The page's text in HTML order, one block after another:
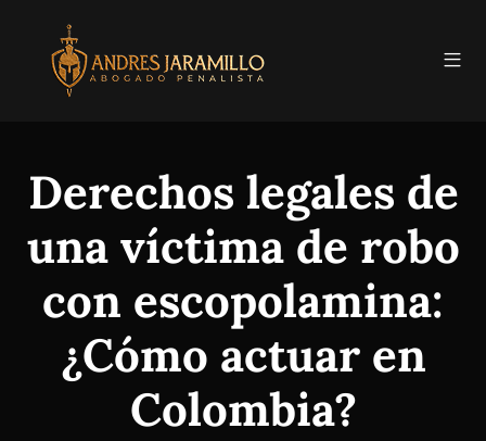
Derechos legales de
una víctima de robo
con escopolamina:
¿Cómo actuar en
Colombia?